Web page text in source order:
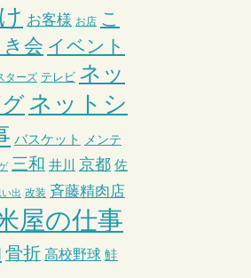
お客様 お店 こ
会 イベント
ターズ テレビ ネッ
ネットシ
バスケット
メンテ
三和 井川 京都 佐
い出 改装 斉藤精肉店
屋の仕事
骨折 高校野球 鮭